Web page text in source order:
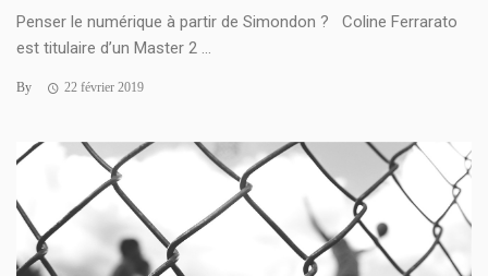
Penser le numérique à partir de Simondon ? Coline Ferrarato
est titulaire d’un Master 2 ...
By 22 février 2019